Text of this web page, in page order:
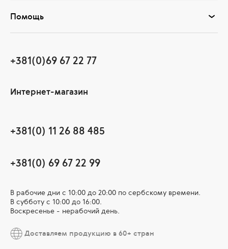
Помощь
+381(0)69 67 22 77
Интернет-магазин
+381(0) 11 26 88 485
+381(0) 69 67 22 99
В рабочие дни c 10:00 до 20:00 по сербскому времени.
В субботу с 10:00 дo 16:00.
Воскресенье - нерабочий день.
Доставляем продукцию в 60+ стран